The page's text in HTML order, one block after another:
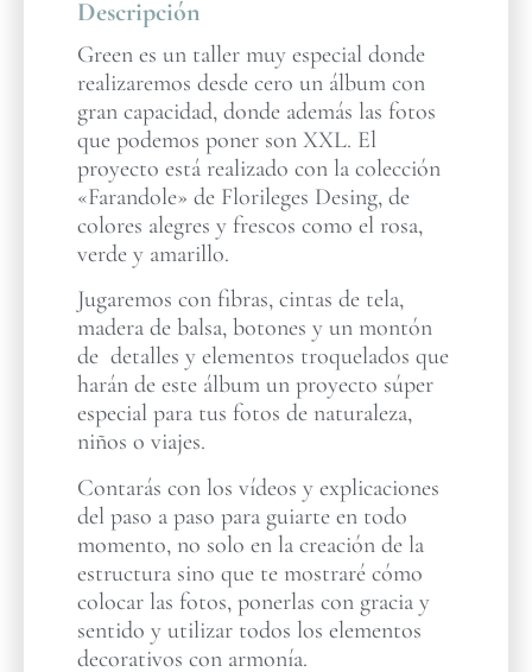
Descripción
Green es un taller muy especial donde
realizaremos desde cero un álbum con
gran capacidad, donde además las fotos
que podemos poner son XXL. El
proyecto está realizado con la colección
«Farandole» de Florileges Desing, de
colores alegres y frescos como el rosa,
verde y amarillo.
Jugaremos con fibras, cintas de tela,
madera de balsa, botones y un montón
de detalles y elementos troquelados que
harán de este álbum un proyecto súper
especial para tus fotos de naturaleza,
niños o viajes.
Contarás con los vídeos y explicaciones
del paso a paso para guiarte en todo
momento, no solo en la creación de la
estructura sino que te mostraré cómo
colocar las fotos, ponerlas con gracia y
sentido y utilizar todos los elementos
decorativos con armonía.